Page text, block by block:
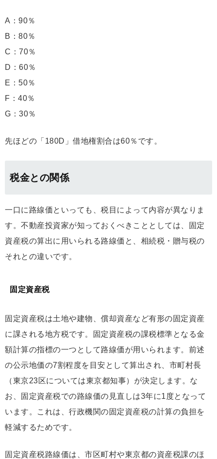
A：90％
B：80％
C：70％
D：60％
E：50％
F：40％
G：30％
先ほどの「180D」借地権割合は60％です。
税金との関係
一口に路線価といっても、税目によって内容が異なりま
す。不動産投資家が知っておくべきこととしては、固定
資産税の算出に用いられる路線価と、相続税・贈与税の
それとの違いです。
固定資産税
固定資産税は土地や建物、償却資産など有形の固定資産
に課される地方税です。固定資産税の課税標準となる金
額計算の指標の一つとして路線価が用いられます。前述
の公示地価の7割程度を目安として算出され、市町村長
（東京23区については東京都知事）が決定します。な
お、固定資産税での路線価の見直しは3年に1度となって
います。これは、行政機関の固定資産税の計算の負担を
軽減するためです。
固定資産税路線価は、市区町村や東京都の資産税課のほ